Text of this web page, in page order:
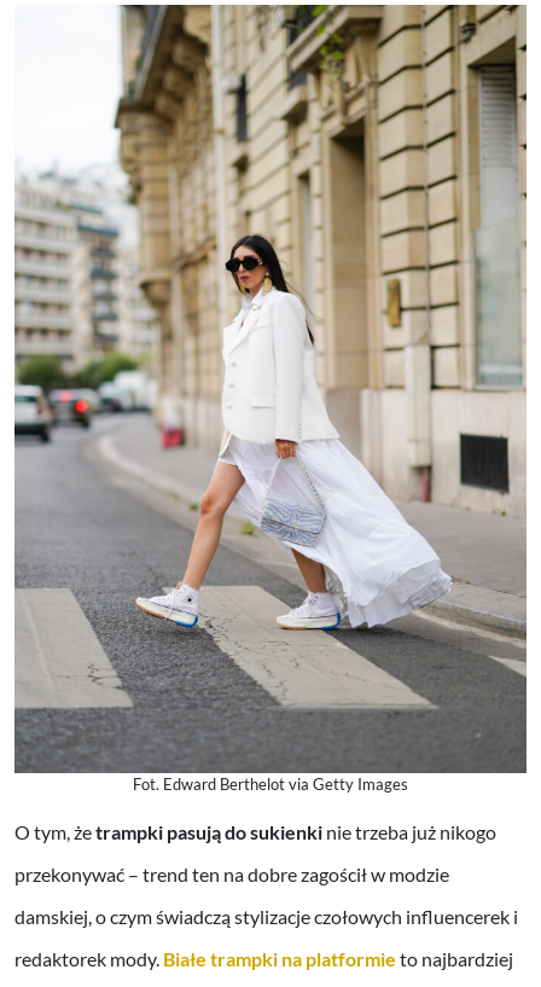
Fot. Edward Berthelot via Getty Images
O tym, żetrampki pasują do sukienki nie trzeba już nikogo
przekonywać – trend ten na dobre zagościł w modzie
damskiej, o czym świadczą stylizacje czołowych influencerek i
redaktorek mody. Białe trampki na platformie to najbardziej